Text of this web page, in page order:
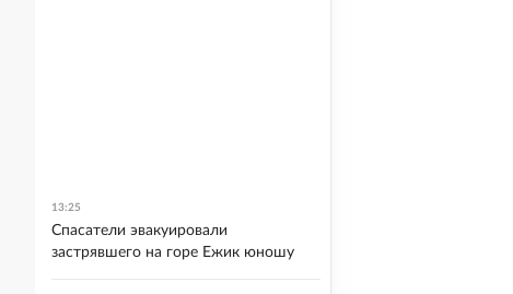
13:25
Спасатели эвакуировали
застрявшего на горе Ежик юношу